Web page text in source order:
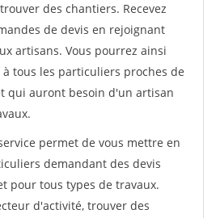
des chantiers. Recevez
de devis en rejoignant
artisans. Vous pourrez ainsi
à tous les particuliers proches de
qui auront besoin d'un artisan
permet de vous mettre en
demandant des devis
pour tous types de travaux.
d'activité, trouver des